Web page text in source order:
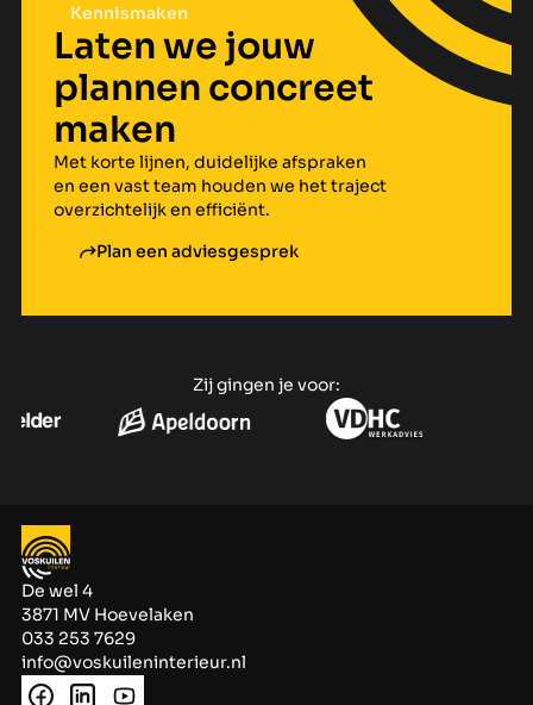
Kennismaken
Laten we jouw
plannen concreet
maken
Met korte lijnen, duidelijke afspraken
en een vast team houden we het traject
overzichtelijk en efficiënt.
Plan een adviesgesprek
Zij gingen je voor:
De wel 4
3871 MV Hoevelaken
033 253 7629
info@voskuileninterieur.nl